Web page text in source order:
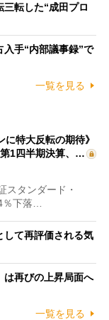
三転した“成田プロ
入手“内部議事録”で
一覧を見る
に特大反転の期待》
1四半期決算、…
タンダード・
下落…
して再評価される気
は再びの上昇局面へ
一覧を見る